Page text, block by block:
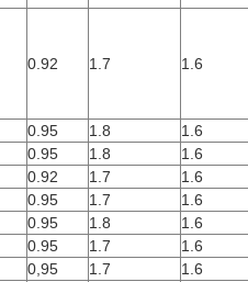
0.92 1.7 1.6
0.95 1.8 1.6
0.95 1.8 1.6
0.92 1.7 1.6
0.95 1.7 1.6
0.95 1.8 1.6
0.95 1.7 1.6
0,95 1.7 1.6